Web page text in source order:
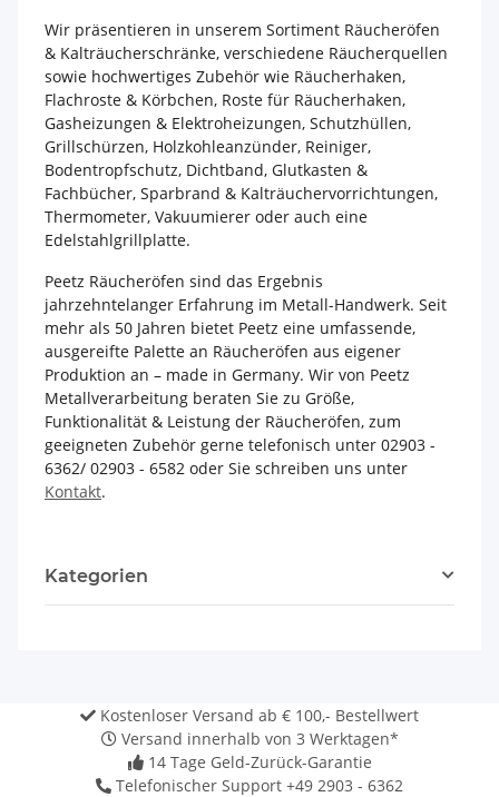
Wir präsentieren in unserem Sortiment Räucheröfen
& Kalträucherschränke, verschiedene Räucherquellen
sowie hochwertiges Zubehör wie Räucherhaken,
Flachroste & Körbchen, Roste für Räucherhaken,
Gasheizungen & Elektroheizungen, Schutzhüllen,
Grillschürzen, Holzkohleanzünder, Reiniger,
Bodentropfschutz, Dichtband, Glutkasten &
Fachbücher, Sparbrand & Kalträuchervorrichtungen,
Thermometer, Vakuumierer oder auch eine
Edelstahlgrillplatte.
Peetz Räucheröfen sind das Ergebnis
jahrzehntelanger Erfahrung im Metall-Handwerk. Seit
mehr als 50 Jahren bietet Peetz eine umfassende,
ausgereifte Palette an Räucheröfen aus eigener
Produktion an – made in Germany. Wir von Peetz
Metallverarbeitung beraten Sie zu Größe,
Funktionalität & Leistung der Räucheröfen, zum
geeigneten Zubehör gerne telefonisch unter 02903 -
6362/ 02903 - 6582 oder Sie schreiben uns unter
Kontakt.
Kategorien
Kostenloser Versand ab € 100,- Bestellwert
Versand innerhalb von 3 Werktagen*
14 Tage Geld-Zurück-Garantie
Telefonischer Support +49 2903 - 6362